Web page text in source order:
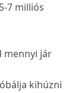
7 milliós
mennyi jár
kihúzni